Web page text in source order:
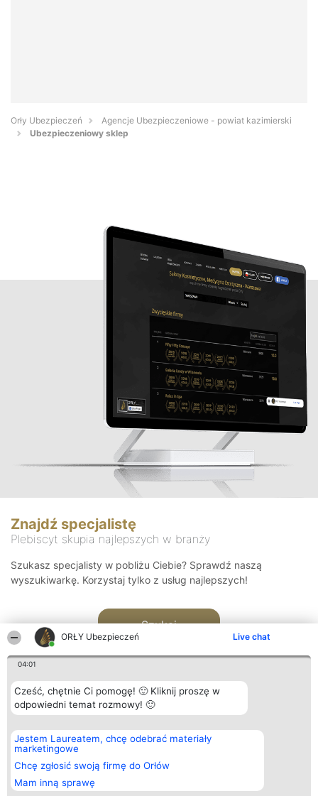
ORŁY Ubezpieczeń Live chat
04:01
Cześć, chętnie Ci pomogę! 🙂 Kliknij proszę w
odpowiedni temat rozmowy! 🙂
Jestem Laureatem, chcę odebrać materiały
marketingowe
Chcę zgłosić swoją firmę do Orłów
Mam inną sprawę
Orły Ubezpieczeń
Agencje Ubezpieczeniowe - powiat kazimierski
Ubezpieczeniowy sklep
Znajdź specjalistę
Plebiscyt skupia najlepszych w branży
Szukasz specjalisty w pobliżu Ciebie? Sprawdź naszą
wyszukiwarkę. Korzystaj tylko z usług najlepszych!
Szukaj
Organizator plebiscytu
Bright Side Solutions sp. z o.
o. sp. k.
ul. Ruska 22
Wrocław 50-079
KRS 0000749100 | Regon
381313360 | NIP 8943132676
Plebiscyt
Laureaci
wszystkich
Laureatów
Regulamin
Kontakt
Kontakt